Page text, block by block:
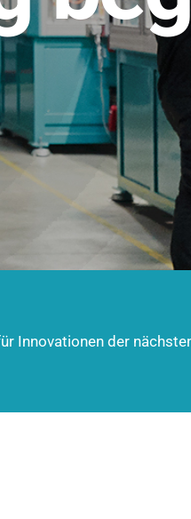
Stecksystem für
und zukunftsfähig.
entdecken
Innovationen der